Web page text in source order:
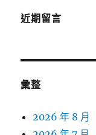
近期留言
彙整
2026 年 8 月